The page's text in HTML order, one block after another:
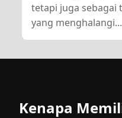
tetapi juga sebagai
yang menghalangi...
Kenapa